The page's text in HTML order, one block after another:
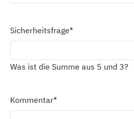
Sicherheitsfrage*
Was ist die Summe aus 5 und 3?
Kommentar*